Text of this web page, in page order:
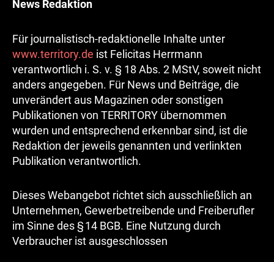
News Redaktion
Für journalistisch-redaktionelle Inhalte unter
www.territory.de ist Felicitas Herrmann
verantwortlich i. S. v. § 18 Abs. 2 MStV, soweit nicht
anders angegeben. Für News und Beiträge, die
unverändert aus Magazinen oder sonstigen
Publikationen von TERRITORY übernommen
wurden und entsprechend erkennbar sind, ist die
Redaktion der jeweils genannten und verlinkten
Publikation verantwortlich.
Dieses Webangebot richtet sich ausschließlich an
Unternehmen, Gewerbetreibende und Freiberufler
im Sinne des § 14 BGB. Eine Nutzung durch
Verbraucher ist ausgeschlossen